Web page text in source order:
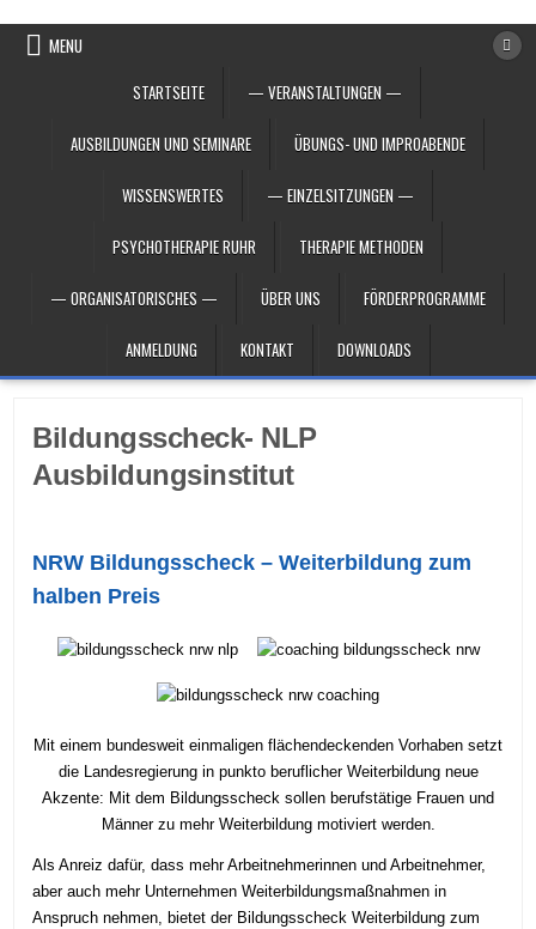
MENU
STARTSEITE
— VERANSTALTUNGEN —
AUSBILDUNGEN UND SEMINARE ÜBUNGS- UND IMPROABENDE
WISSENSWERTES — EINZELSITZUNGEN —
PSYCHOTHERAPIE RUHR THERAPIE METHODEN
— ORGANISATORISCHES — ÜBER UNS FÖRDERPROGRAMME
ANMELDUNG KONTAKT DOWNLOADS
Bildungsscheck- NLP
Ausbildungsinstitut
NRW Bildungsscheck – Weiterbildung zum
halben Preis
Mit einem bundesweit einmaligen flächendeckenden Vorhaben setzt
die Landesregierung in punkto beruflicher Weiterbildung neue
Akzente: Mit dem Bildungsscheck sollen berufstätige Frauen und
Männer zu mehr Weiterbildung motiviert werden.
Als Anreiz dafür, dass mehr Arbeitnehmerinnen und Arbeitnehmer,
aber auch mehr Unternehmen Weiterbildungsmaßnahmen in
Anspruch nehmen, bietet der Bildungsscheck Weiterbildung zum